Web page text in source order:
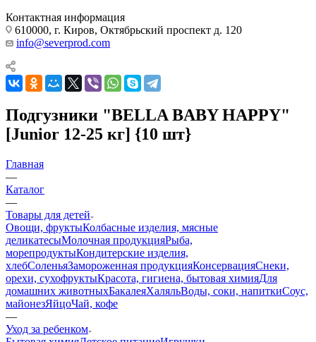
Контактная информация
610000, г. Киров, Октябрьский проспект д. 120
info@severprod.com
Подгузники "BELLA BABY HAPPY"
[Junior 12-25 кг] {10 шт}
Главная
—
Каталог
—
Товары для детей
Овощи, фруктыКолбасные изделия, мясные
деликатесыМолочная продукцияРыба,
морепродуктыКондитерские изделия,
хлебСоленьяЗамороженная продукцияКонсервацияСнеки,
орехи, сухофруктыКрасота, гигиена, бытовая химияДля
домашних животныхБакалеяХаляльВоды, соки, напиткиСоус,
майонезЯйцоЧай, кофе
—
Уход за ребенком